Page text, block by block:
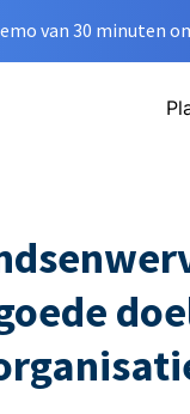
van 30 minuten